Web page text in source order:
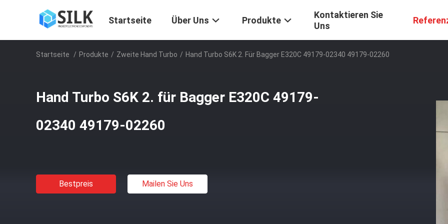
Startseite Über Uns Produkte
Kontaktieren Sie
Uns
Startseite / Produkte / Zweite Hand Turbo / Hand Turbo S6K 2. Für Bagger E320C 49179-02340 49179-02260
Hand Turbo S6K 2. für Bagger E320C 49179-
02340 49179-02260
Bestpreis Mailen Sie Uns